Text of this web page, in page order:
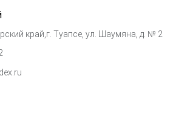
край,г. Туапсе, ул. Шаумяна, д. № 2